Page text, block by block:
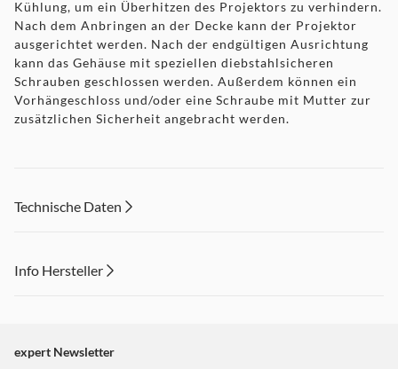
Kühlung, um ein Überhitzen des Projektors zu verhindern.
Nach dem Anbringen an der Decke kann der Projektor
ausgerichtet werden. Nach der endgültigen Ausrichtung
kann das Gehäuse mit speziellen diebstahlsicheren
Schrauben geschlossen werden. Außerdem können ein
Vorhängeschloss und/oder eine Schraube mit Mutter zur
zusätzlichen Sicherheit angebracht werden.
Technische Daten
Info Hersteller
"Marketing".
expert Newsletter